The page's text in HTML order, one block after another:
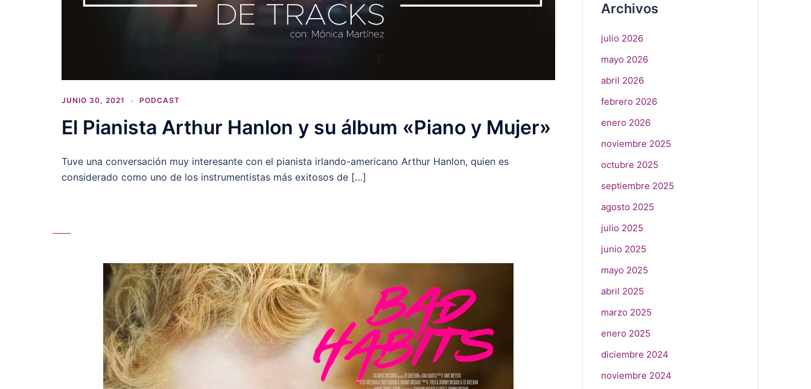
JUNIO 30, 2021 PODCAST
El Pianista Arthur Hanlon y su álbum «Piano y Mujer»
Tuve una conversación muy interesante con el pianista irlando-americano Arthur Hanlon, quien es
considerado como uno de los instrumentistas más exitosos de […]
Archivos
julio 2026
mayo 2026
abril 2026
febrero 2026
enero 2026
noviembre 2025
octubre 2025
septiembre 2025
agosto 2025
julio 2025
junio 2025
mayo 2025
abril 2025
marzo 2025
enero 2025
diciembre 2024
noviembre 2024